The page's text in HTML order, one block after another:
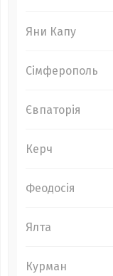
Яни Капу
Сімферополь
Євпаторія
Керч
Феодосія
Ялта
Курман